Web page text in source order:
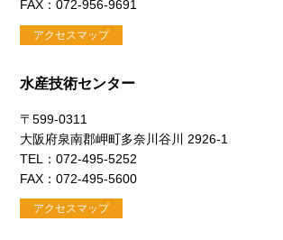
FAX：072-956-9691
アクセスマップ
水産技術センター
〒599-0311
大阪府泉南郡岬町多奈川谷川 2926-1
TEL：072-495-5252
FAX：072-495-5600
アクセスマップ